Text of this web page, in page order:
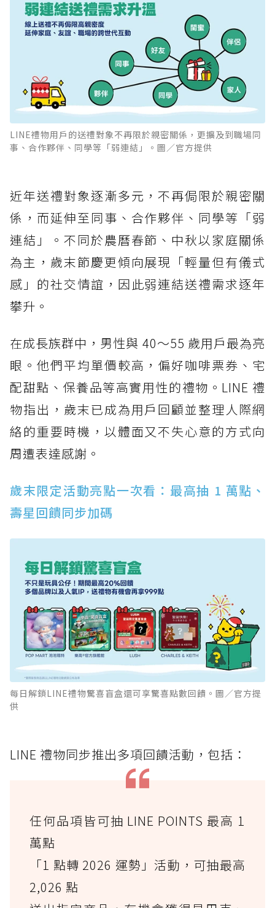
LINE禮物用戶的送禮對象不再限於親密關係，更擴及到職場同
事、合作夥伴、同學等「弱連結」。圖／官方提供
近年送禮對象逐漸多元，不再侷限於親密關
係，而延伸至同事、合作夥伴、同學等「弱
連結」。不同於農曆春節、中秋以家庭關係
為主，歲末節慶更傾向展現「輕量但有儀式
感」的社交情誼，因此弱連結送禮需求逐年
攀升。
在成長族群中，男性與 40～55 歲用戶最為亮
眼。他們平均單價較高，偏好咖啡票券、宅
配甜點、保養品等高實用性的禮物。LINE 禮
物指出，歲末已成為用戶回顧並整理人際網
絡的重要時機，以體面又不失心意的方式向
周遭表達感謝。
歲末限定活動亮點一次看：最高抽 1 萬點、
壽星回饋同步加碼
每日解鎖LINE禮物驚喜盲盒還可享驚喜點數回饋。圖／官方提
供
LINE 禮物同步推出多項回饋活動，包括：
任何品項皆可抽 LINE POINTS 最高 1
萬點
「1 點轉 2026 運勢」活動，可抽最高
2,026 點